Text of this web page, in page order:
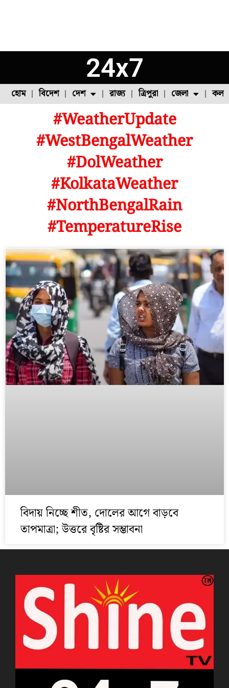
24x7
হোম বিদেশ দেশ
ফুল চাষ ফল চাষ মাছ চাষ
রাজ্য ত্রিপুরা জেলা
#WeatherUpdate
#WestBengalWeather
#DolWeather
#KolkataWeather
#NorthBengalRain
#TemperatureRise
বিদায় নিচ্ছে শীত, দোলের আগে বাড়বে
তাপমাত্রা; উত্তরে বৃষ্টির সম্ভাবনা